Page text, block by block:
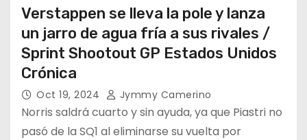
Verstappen se lleva la pole y lanza
un jarro de agua fría a sus rivales /
Sprint Shootout GP Estados Unidos
Crónica
Oct 19, 2024 Jymmy Camerino
Norris saldrá cuarto y sin ayuda, ya que Piastri no
pasó de la SQ1 al eliminarse su vuelta por